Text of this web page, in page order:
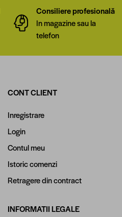
Consiliere profesională
In magazine sau la
telefon
CONT CLIENT
Inregistrare
Login
Contul meu
Istoric comenzi
Retragere din contract
INFORMATII LEGALE